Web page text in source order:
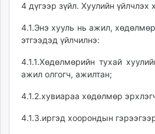
4 дүгээр зүйл. Хуулийн үйлчлэх
4.1.Энэ хууль нь ажил,
этгээдэд үйлчилнэ:
4.1.1.Хөдөлмөрийн тухай
ажил олгогч, ажилтан;
4.1.2.хувиараа хөдөлмөр
4.1.3.иргэд хоорондын